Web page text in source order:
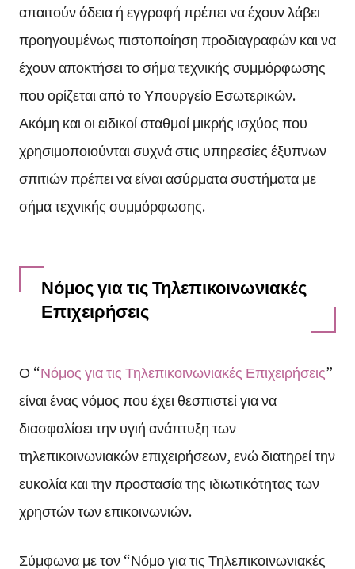
απαιτούν άδεια ή εγγραφή πρέπει να έχουν λάβει
προηγουμένως πιστοποίηση προδιαγραφών και να
έχουν αποκτήσει το σήμα τεχνικής συμμόρφωσης
που ορίζεται από το Υπουργείο Εσωτερικών.
Ακόμη και οι ειδικοί σταθμοί μικρής ισχύος που
χρησιμοποιούνται συχνά στις υπηρεσίες έξυπνων
σπιτιών πρέπει να είναι ασύρματα συστήματα με
σήμα τεχνικής συμμόρφωσης.
Νόμος για τις Τηλεπικοινωνιακές
Επιχειρήσεις
Ο “Νόμος για τις Τηλεπικοινωνιακές Επιχειρήσεις”
είναι ένας νόμος που έχει θεσπιστεί για να
διασφαλίσει την υγιή ανάπτυξη των
τηλεπικοινωνιακών επιχειρήσεων, ενώ διατηρεί την
ευκολία και την προστασία της ιδιωτικότητας των
χρηστών των επικοινωνιών.
Σύμφωνα με τον “Νόμο για τις Τηλεπικοινωνιακές